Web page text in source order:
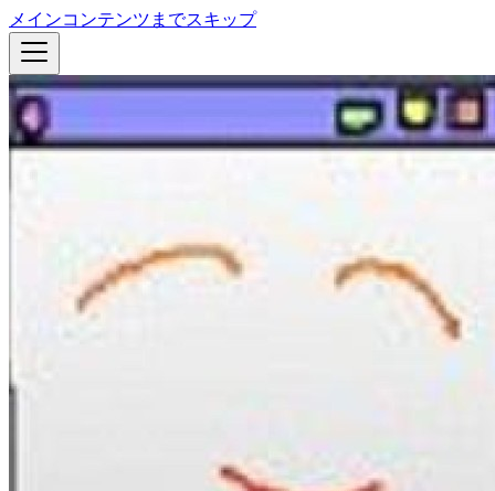
メインコンテンツまでスキップ